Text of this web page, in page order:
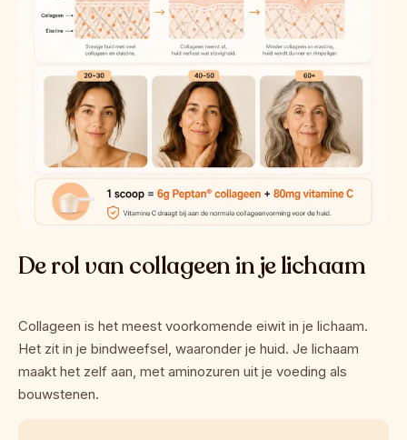
De rol van collageen in je lichaam
Collageen is het meest voorkomende eiwit in je lichaam.
Het zit in je bindweefsel, waaronder je huid. Je lichaam
maakt het zelf aan, met aminozuren uit je voeding als
bouwstenen.